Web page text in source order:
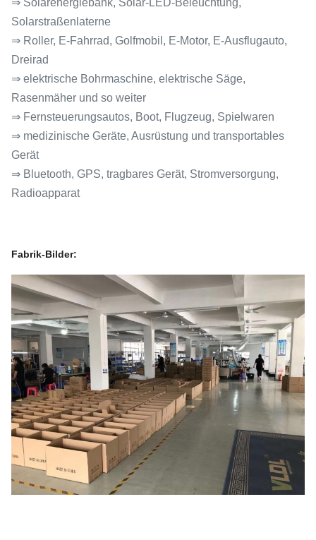
⇒ Solarenergiebank, Solar-LED-Beleuchtung,
Solarstraßenlaterne
⇒ Roller, E-Fahrrad, Golfmobil, E-Motor, E-Ausflugauto,
Dreirad
⇒ elektrische Bohrmaschine, elektrische Säge,
Rasenmäher und so weiter
⇒ Fernsteuerungsautos, Boot, Flugzeug, Spielwaren
⇒ medizinische Geräte, Ausrüstung und transportables
Gerät
⇒ Bluetooth, GPS, tragbares Gerät, Stromversorgung,
Radioapparat
Fabrik-Bilder: